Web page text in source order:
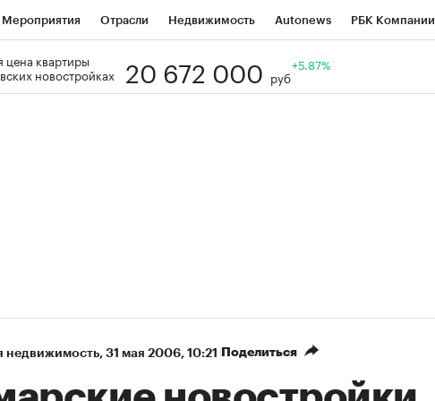
Мероприятия Отрасли Недвижимость Autonews РБК Компании
Визионеры
цена квартиры
новостройках
20 672 000 руб
+5.87%
недвижимость⁠, 31 мая 2006, 10:21 Поделиться